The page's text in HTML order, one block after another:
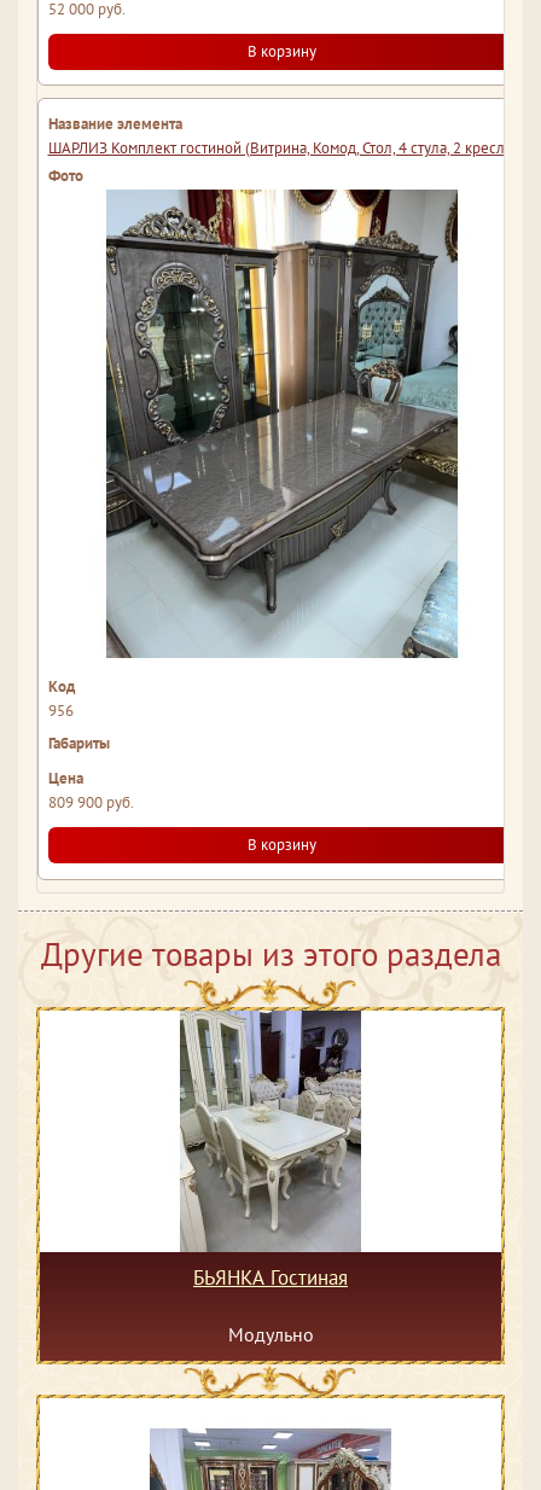
52 000 руб.
В корзину
ШАРЛИЗ Комплект гостиной (Витрина, Комод, Стол, 4 стула, 2 кресла)
956
809 900 руб.
В корзину
Другие товары из этого раздела
БЬЯНКА Гостиная
Модульно